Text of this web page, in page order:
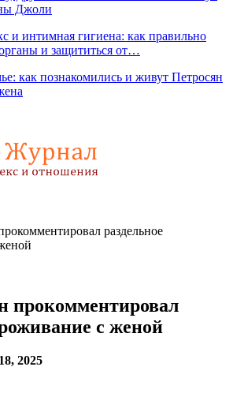
Джоли
и интимная гигиена: как правильно
и защититься от…
как познакомились и живут Петросян
раздельное
прокомментировал
с женой
2025